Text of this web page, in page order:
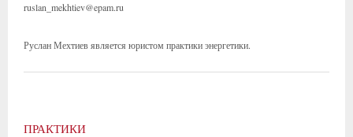
ruslan_mekhtiev@epam.ru
Руслан Мехтиев является юристом практики энергетики.
ПРАКТИКИ